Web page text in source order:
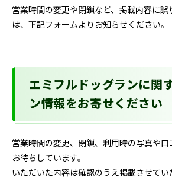
営業時間の変更や閉鎖など、掲載内容に
は、下記フォームよりお知らせください。
エミフルドッグランに関
ン情報をお寄せください
営業時間の変更、閉鎖、利用時の写真や
お待ちしています。
いただいた内容は確認のうえ掲載させてい